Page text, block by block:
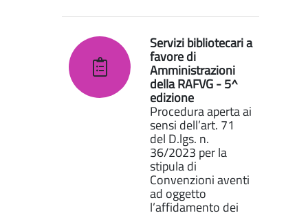
Servizi bibliotecari a
favore di
Amministrazioni
della RAFVG - 5^
edizione
Procedura aperta ai
sensi dell’art. 71
del D.lgs. n.
36/2023 per la
stipula di
Convenzioni aventi
ad oggetto
l’affidamento dei